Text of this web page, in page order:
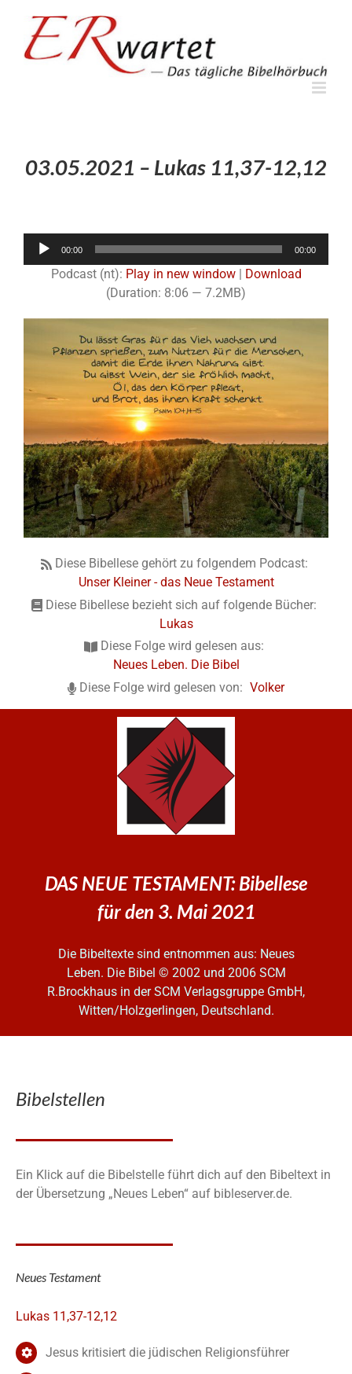
springen
03.05.2021 – Lukas 11,37-12,12
00:00 00:00
Podcast (nt): Play in new window| Download
(Duration: 8:06 — 7.2MB)
Diese Bibellese gehört zu folgendem Podcast:
Unser Kleiner - das Neue Testament
Diese Bibellese bezieht sich auf folgende Bücher:
Lukas
Diese Folge wird gelesen aus:
Neues Leben. Die Bibel
Diese Folge wird gelesen von: Volker
DAS NEUE TESTAMENT: Bibellese
für den 3. Mai 2021
Die Bibeltexte sind entnommen aus: Neues
Leben. Die Bibel © 2002 und 2006 SCM
R.Brockhaus in der SCM Verlagsgruppe GmbH,
Witten/Holzgerlingen, Deutschland.
Bibelstellen
Ein Klick auf die Bibelstelle führt dich auf den Bibeltext in
der Übersetzung „Neues Leben“ auf bibleserver.de.
Neues Testament
Lukas 11,37-12,12
Jesus kritisiert die jüdischen Religionsführer